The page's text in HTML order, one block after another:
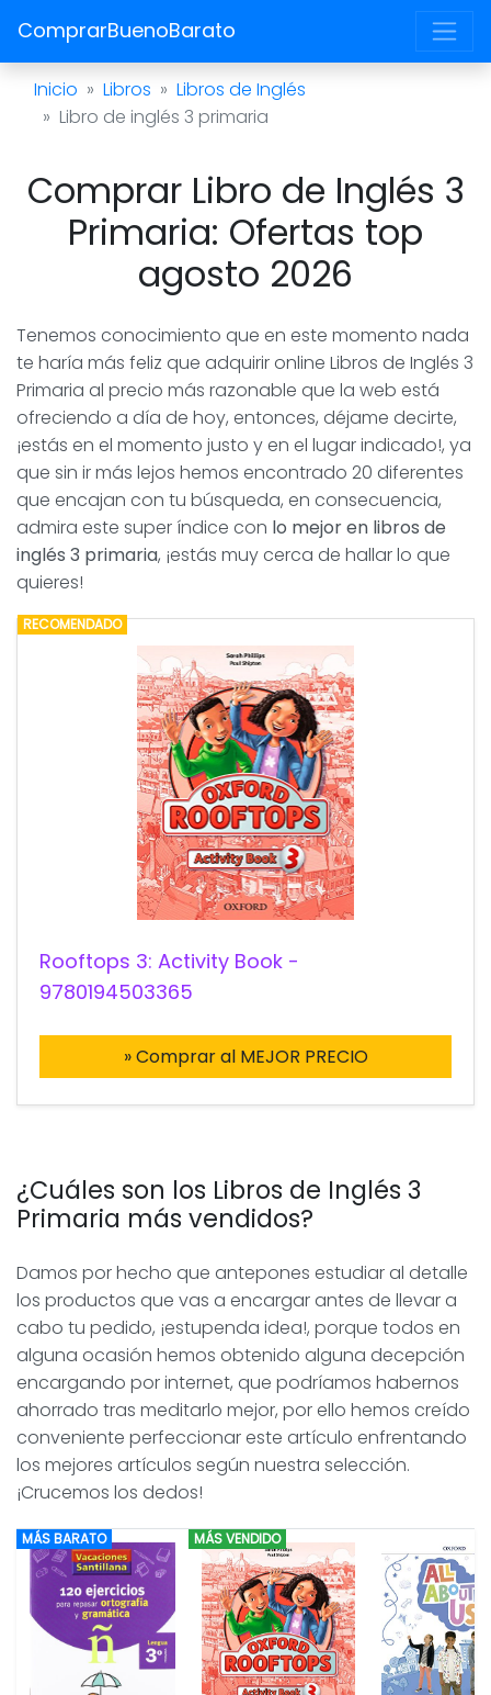
ComprarBuenoBarato
Inicio Libros
Libros de Inglés
Libro de inglés 3 primaria
Comprar Libro de Inglés 3
Primaria: Ofertas top
agosto 2026
Tenemos conocimiento que en este momento nada
te haría más feliz que adquirir online Libros de Inglés 3
Primaria al precio más razonable que la web está
ofreciendo a día de hoy, entonces, déjame decirte,
¡estás en el momento justo y en el lugar indicado!, ya
que sin ir más lejos hemos encontrado 20 diferentes
que encajan con tu búsqueda, en consecuencia,
admira este super índice con lo mejor en libros de
inglés 3 primaria, ¡estás muy cerca de hallar lo que
quieres!
RECOMENDADO
Rooftops 3: Activity Book -
9780194503365
» Comprar al MEJOR PRECIO
¿Cuáles son los Libros de Inglés 3
Primaria más vendidos?
Damos por hecho que antepones estudiar al detalle
los productos que vas a encargar antes de llevar a
cabo tu pedido, ¡estupenda idea!, porque todos en
alguna ocasión hemos obtenido alguna decepción
encargando por internet, que podríamos habernos
ahorrado tras meditarlo mejor, por ello hemos creído
conveniente perfeccionar este artículo enfrentando
los mejores artículos según nuestra selección.
¡Crucemos los dedos!
MÁS BARATO MÁS VENDIDO